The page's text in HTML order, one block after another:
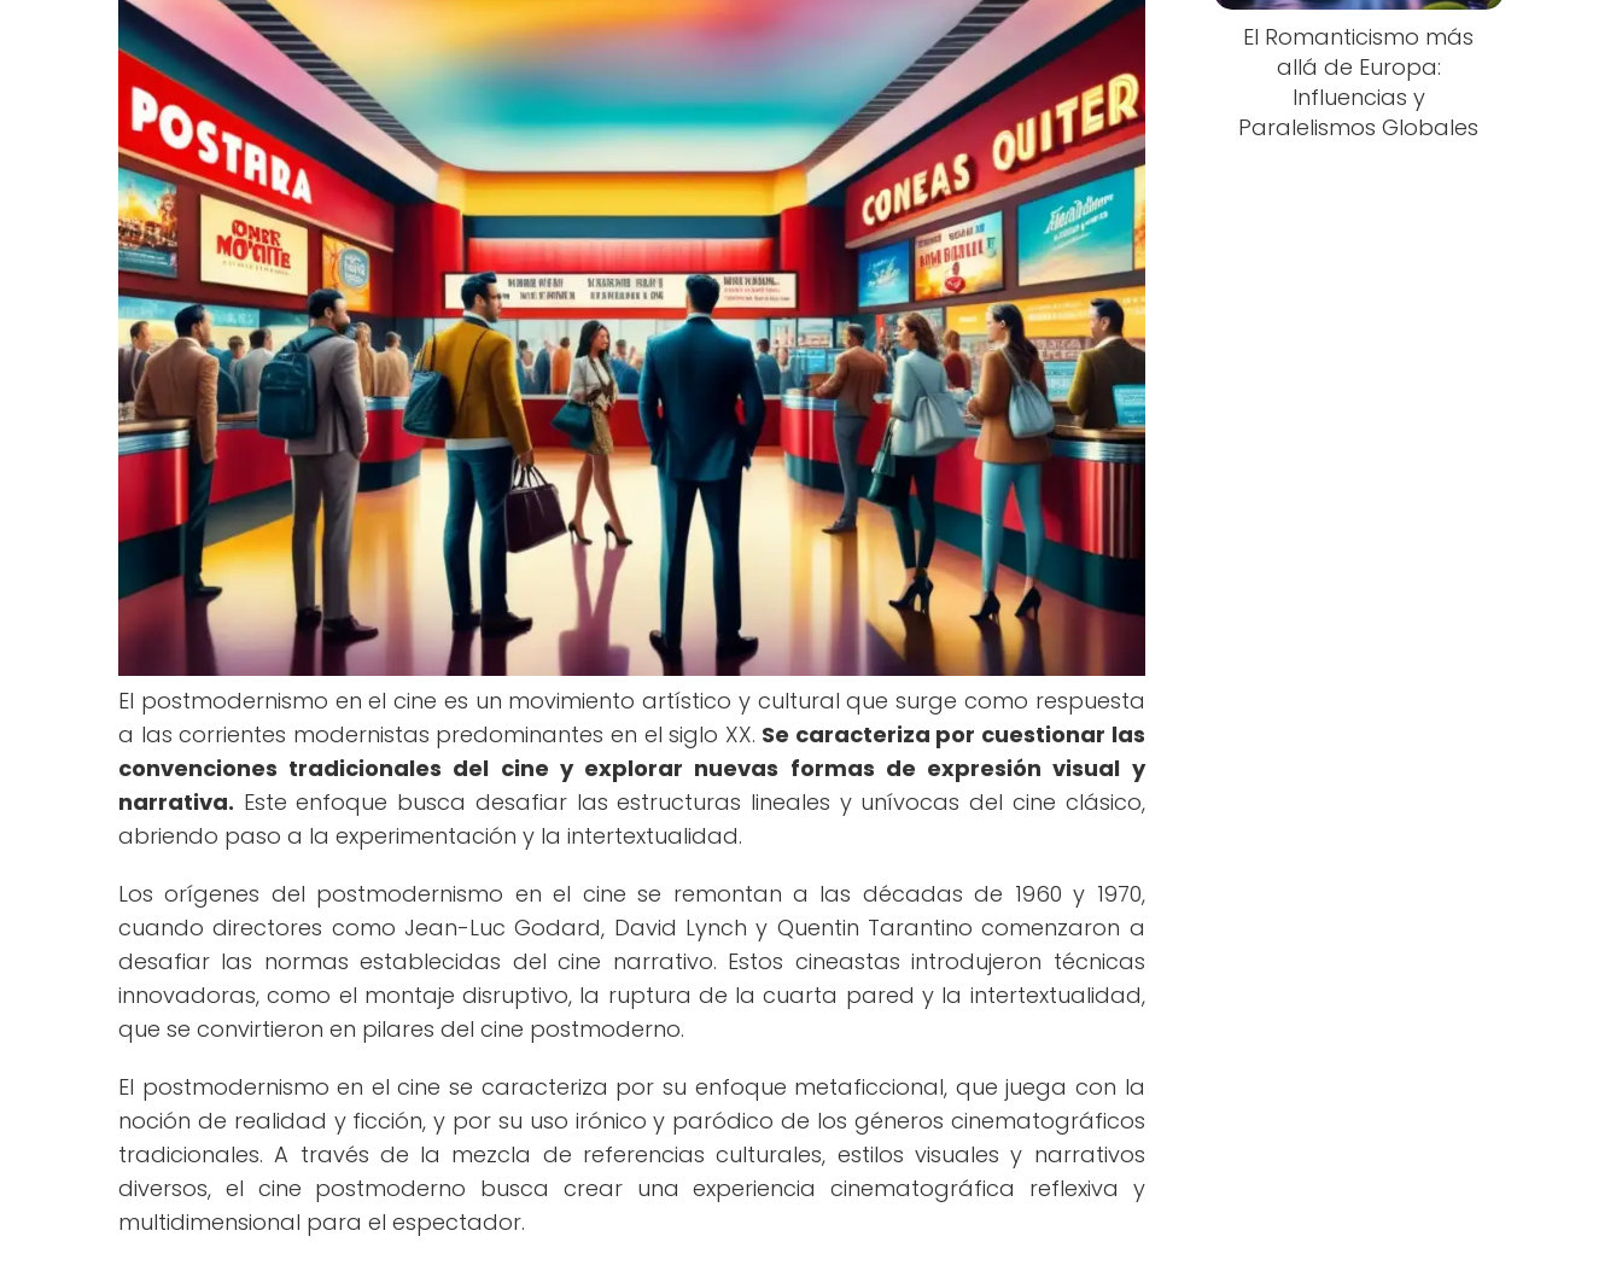
El postmodernismo en el cine es un movimiento artístico y cultural que surge como respuesta
a las corrientes modernistas predominantes en el siglo XX. Se caracteriza por cuestionar las
convenciones tradicionales del cine y explorar nuevas formas de expresión visual y
narrativa. Este enfoque busca desafiar las estructuras lineales y unívocas del cine clásico,
abriendo paso a la experimentación y la intertextualidad.
Los orígenes del postmodernismo en el cine se remontan a las décadas de 1960 y 1970,
cuando directores como Jean-Luc Godard, David Lynch y Quentin Tarantino comenzaron a
desafiar las normas establecidas del cine narrativo. Estos cineastas introdujeron técnicas
innovadoras, como el montaje disruptivo, la ruptura de la cuarta pared y la intertextualidad,
que se convirtieron en pilares del cine postmoderno.
El postmodernismo en el cine se caracteriza por su enfoque metaficcional, que juega con la
noción de realidad y ficción, y por su uso irónico y paródico de los géneros cinematográficos
tradicionales. A través de la mezcla de referencias culturales, estilos visuales y narrativos
diversos, el cine postmoderno busca crear una experiencia cinematográfica reflexiva y
multidimensional para el espectador.
El Romanticismo más
allá de Europa:
Influencias y
Paralelismos Globales